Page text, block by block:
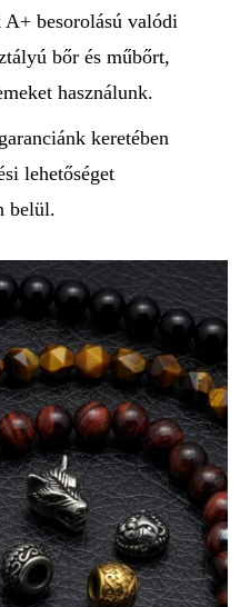
besorolású valódi
bőr és műbőrt,
használunk.
keretében
lehetőséget
belül.